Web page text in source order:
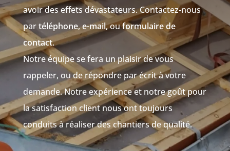
avoir des effets dévastateurs. Contactez-nous
partéléphone,e-mail, ouformulaire de
contact.
Notre équipe se fera un plaisir de vous
rappeler, ou de répondre par écrit à votre
demande. Notre expérience et notre goût pour
la satisfaction client nous ont toujours
conduits à réaliser des chantiers de qualité.